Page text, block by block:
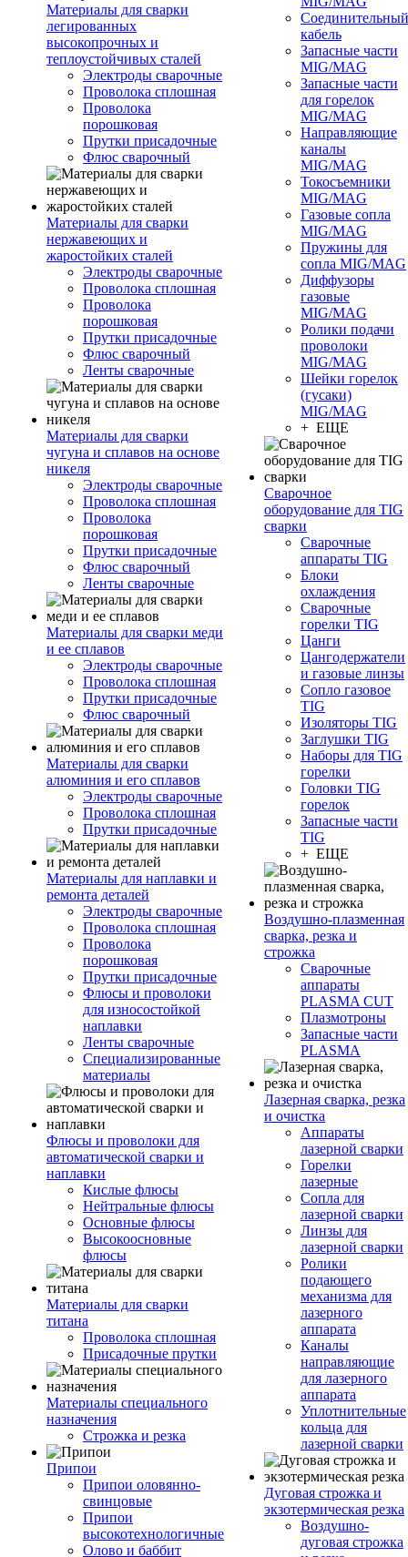
Материалы для сварки
легированных
высокопрочных и
теплоустойчивых сталей
Электроды сварочные
Проволока сплошная
Проволока
порошковая
Прутки присадочные
Флюс сварочный
Материалы для сварки
нержавеющих и
жаростойких сталей
Электроды сварочные
Проволока сплошная
Проволока
порошковая
Прутки присадочные
Флюс сварочный
Ленты сварочные
Материалы для сварки
чугуна и сплавов на основе
никеля
Электроды сварочные
Проволока сплошная
Проволока
порошковая
Прутки присадочные
Флюс сварочный
Ленты сварочные
Материалы для сварки меди
и ее сплавов
Электроды сварочные
Проволока сплошная
Прутки присадочные
Флюс сварочный
Материалы для сварки
алюминия и его сплавов
Электроды сварочные
Проволока сплошная
Прутки присадочные
Материалы для наплавки и
ремонта деталей
Электроды сварочные
Проволока сплошная
Проволока
порошковая
Прутки присадочные
Флюсы и проволоки
для износостойкой
наплавки
Ленты сварочные
Специализированные
материалы
Флюсы и проволоки для
автоматической сварки и
наплавки
Кислые флюсы
Нейтральные флюсы
Основные флюсы
Высокоосновные
флюсы
Материалы для сварки
титана
Проволока сплошная
Присадочные прутки
Материалы специального
назначения
Строжка и резка
Припои
Припои оловянно-
свинцовые
Припои
высокотехнологичные
Олово и баббит
Соединительный
кабель
Запасные части
MIG/MAG
Запасные части
для горелок
MIG/MAG
Направляющие
каналы
MIG/MAG
Токосъемники
MIG/MAG
Газовые сопла
MIG/MAG
Пружины для
сопла MIG/MAG
Диффузоры
газовые
MIG/MAG
Ролики подачи
проволоки
MIG/MAG
Шейки горелок
(гусаки)
MIG/MAG
+ ЕЩЕ
Сварочное
оборудование для TIG
сварки
Сварочные
аппараты TIG
Блоки
охлаждения
Сварочные
горелки TIG
Цанги
Цангодержатели
и газовые линзы
Сопло газовое
TIG
Изоляторы TIG
Заглушки TIG
Наборы для TIG
горелки
Головки TIG
горелок
Запасные части
TIG
+ ЕЩЕ
Воздушно-плазменная
сварка, резка и
строжка
Сварочные
аппараты
PLASMA CUT
Плазмотроны
Запасные части
PLASMA
Лазерная сварка, резка
и очистка
Аппараты
лазерной сварки
Горелки
лазерные
Сопла для
лазерной сварки
Линзы для
лазерной сварки
Ролики
подающего
механизма для
лазерного
аппарата
Каналы
направляющие
для лазерного
аппарата
Уплотнительные
кольца для
лазерной сварки
Дуговая строжка и
экзотермическая резка
Воздушно-
дуговая строжка